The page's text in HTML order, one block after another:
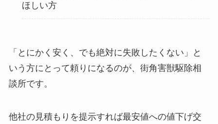
ほしい方
「とにかく安く、でも絶対に失敗したくない」と
いう方にとって頼りになるのが、街角害獣駆除相
談所です。
他社の見積もりを提示すれば最安値への値下げ交